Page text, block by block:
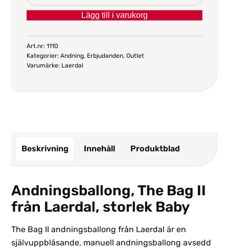
The
Baby
mängd
Lägg till i varukorg
Art.nr:1110
Kategorier:Andning, Erbjudanden,Outlet
Varumärke: Laerdal
Beskrivning Innehåll Produktblad
Andningsballong, The Bag II
från Laerdal, storlek Baby
The Bag II andningsballong från Laerdal är en
självuppblåsande, manuell andningsballong avsedd